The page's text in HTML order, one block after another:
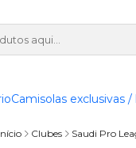
Camisolas exclusivas /
Clubes Saudi Pro